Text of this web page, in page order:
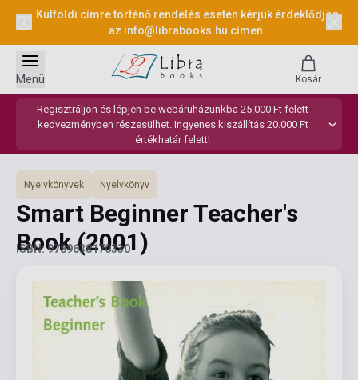
Külföldi címre történő rendelés esetén kérjük érdeklődjön
az info@librabooks.hu címen.
Regisztráljon és lépjen be webáruházunkba 25.000 Ft felett
kedvezményben részesülhet. Ingyenes kiszállítás 20.000 Ft
értékhatár felett!
Menü Kosár
Nyelvkönyvek Nyelvkönyv
Smart Beginner Teacher's
Book(2001)
ISBN: 9789638170330